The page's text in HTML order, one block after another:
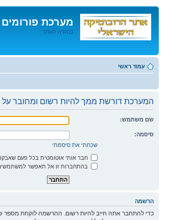
מערכת
בחזרה לאתר
לתוכן
עמוד ראשי
המערכת דורשת ממך להיות רשום ומחובר על
שם משתמש:
סיסמה:
שכחתי את סיסמתי
חבר אותי אוטומטית בכל פעם
בהתחברות זו אל תאפשר
הרשמה
כדי להתחבר אתה חייב להיות רשום. ההרשמה לוקחת מספר